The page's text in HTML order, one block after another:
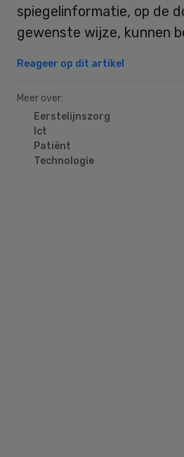
spiegelinformatie, op de
gewenste wijze, kunnen
Reageer op dit artikel
Meer over:
Eerstelijnszorg
Ict
Patiënt
Technologie